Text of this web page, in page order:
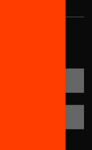
Equitat. Rep
millorar la